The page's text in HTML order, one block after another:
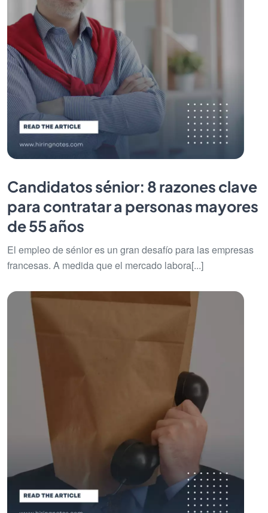
Candidatos sénior: 8 razones clave
para contratar a personas mayores
de 55 años
El empleo de sénior es un gran desafío para las empresas
francesas. A medida que el mercado labora[...]